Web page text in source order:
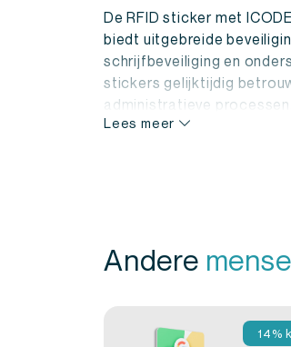
De RFID sticker met
biedt uitgebreide
schrijfbeveiliging en
stickers gelijktijdig
administratieve processen.
Kortom, de RFID Sticker
Lees meer
Andere
14%